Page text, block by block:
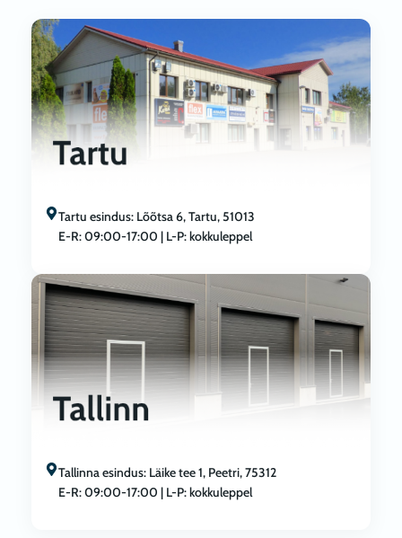
Tartu esindus: Lõõtsa 6, Tartu, 51013
E-R: 09:00-17:00 | L-P: kokkuleppel
Tallinna esindus: Läike tee 1, Peetri, 75312
E-R: 09:00-17:00 | L-P: kokkuleppel